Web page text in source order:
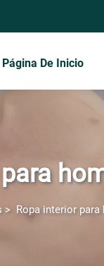
Página De Inicio
> Ropa interior para